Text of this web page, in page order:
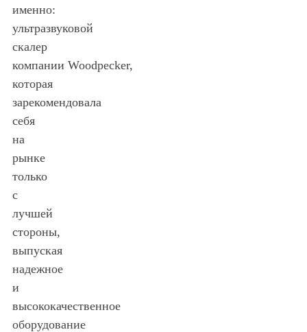
именно:
ультразвуковой
скалер
компании Woodpecker,
которая
зарекомендовала
себя
на
рынке
только
с
лучшей
стороны,
выпуская
надежное
и
высококачественное
оборудование